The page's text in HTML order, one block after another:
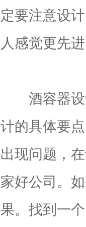
定要注意设
人感觉更先
酒容器设
计的具体要
出现问题，
家好公司。
果。找到一